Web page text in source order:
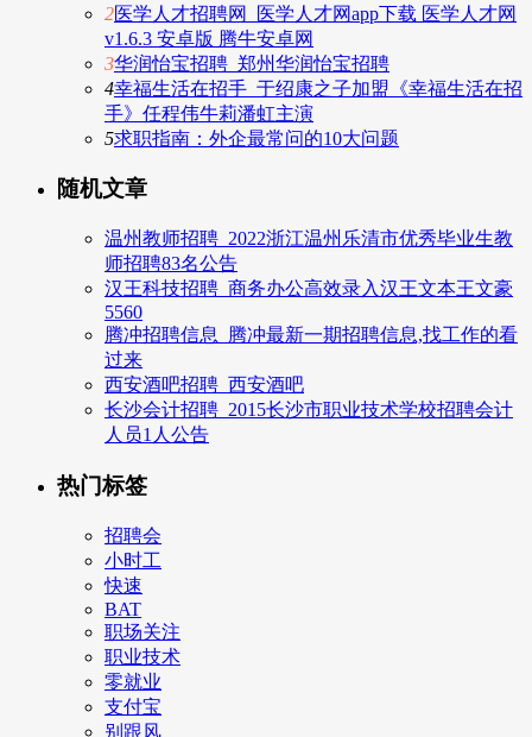
2医学人才招聘网_医学人才网app下载 医学人才网
v1.6.3 安卓版 腾牛安卓网
3华润怡宝招聘_郑州华润怡宝招聘
4幸福生活在招手_于绍康之子加盟《幸福生活在招
手》任程伟牛莉潘虹主演
5求职指南：外企最常问的10大问题
随机文章
温州教师招聘_2022浙江温州乐清市优秀毕业生教
师招聘83名公告
汉王科技招聘_商务办公高效录入汉王文本王文豪
5560
腾冲招聘信息_腾冲最新一期招聘信息,找工作的看
过来
西安酒吧招聘_西安酒吧
长沙会计招聘_2015长沙市职业技术学校招聘会计
人员1人公告
热门标签
招聘会
小时工
快速
BAT
职场关注
职业技术
零就业
支付宝
别跟风